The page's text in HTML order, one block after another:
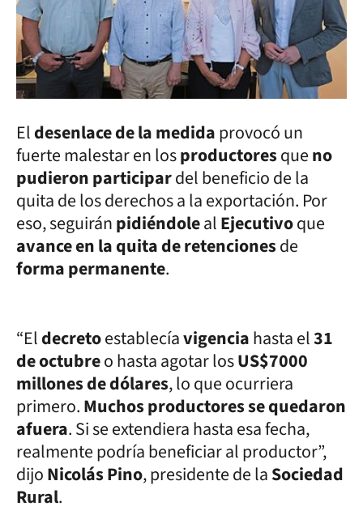
Eldesenlace de la medidaprovocó un
fuerte malestar en losproductoresqueno
pudieron participardel beneficio de la
quita de los derechos a la exportación. Por
eso, seguiránpidiéndolealEjecutivoque
avance en la quita de retencionesde
forma permanente.
“Eldecretoestablecíavigenciahasta el31
de octubreo hasta agotar losUS$7000
millones de dólares, lo que ocurriera
primero.Muchos productores se quedaron
afuera. Si se extendiera hasta esa fecha,
realmente podría beneficiar al productor”,
dijoNicolás Pino, presidente de laSociedad
Rural.